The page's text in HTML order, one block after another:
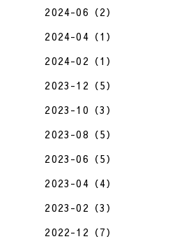
2024-06（2）
2024-04（1）
2024-02（1）
2023-12（5）
2023-10（3）
2023-08（5）
2023-06（5）
2023-04（4）
2023-02（3）
2022-12（7）